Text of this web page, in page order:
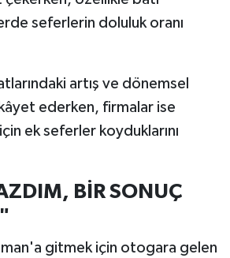
seferlerin doluluk oranı
artış ve dönemsel
ederken, firmalar ise
ek seferler koyduklarını
BİR SONUÇ
gitmek için otogara gelen